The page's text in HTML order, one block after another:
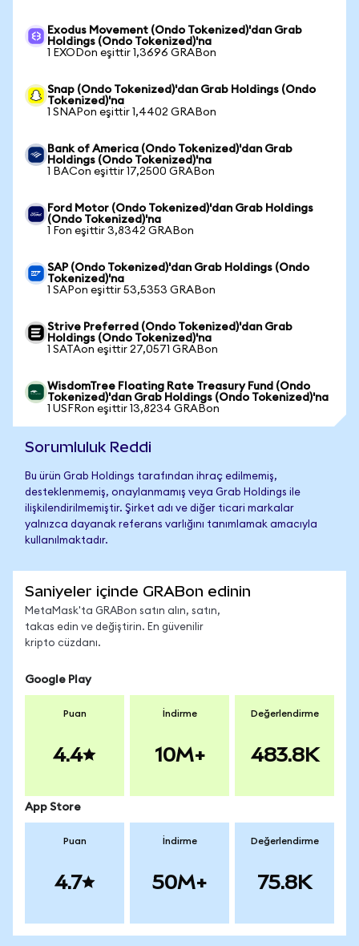
Exodus Movement (Ondo Tokenized)'dan Grab
Holdings (Ondo Tokenized)'na
1 EXODon eşittir 1,3696 GRABon
Snap (Ondo Tokenized)'dan Grab Holdings (Ondo
Tokenized)'na
1 SNAPon eşittir 1,4402 GRABon
Bank of America (Ondo Tokenized)'dan Grab
Holdings (Ondo Tokenized)'na
1 BACon eşittir 17,2500 GRABon
Ford Motor (Ondo Tokenized)'dan Grab Holdings
(Ondo Tokenized)'na
1 Fon eşittir 3,8342 GRABon
SAP (Ondo Tokenized)'dan Grab Holdings (Ondo
Tokenized)'na
1 SAPon eşittir 53,5353 GRABon
Strive Preferred (Ondo Tokenized)'dan Grab
Holdings (Ondo Tokenized)'na
1 SATAon eşittir 27,0571 GRABon
WisdomTree Floating Rate Treasury Fund (Ondo
Tokenized)'dan Grab Holdings (Ondo Tokenized)'na
1 USFRon eşittir 13,8234 GRABon
Sorumluluk Reddi
Bu ürün Grab Holdings tarafından ihraç edilmemiş,
desteklenmemiş, onaylanmamış veya Grab Holdings ile
ilişkilendirilmemiştir. Şirket adı ve diğer ticari markalar
yalnızca dayanak referans varlığını tanımlamak amacıyla
kullanılmaktadır.
Saniyeler içinde GRABon edinin
MetaMask'ta GRABon satın alın, satın,
takas edin ve değiştirin. En güvenilir
kripto cüzdanı.
Google Play
Puan
4.4
İndirme
10M+
Değerlendirme
483.8K
App Store
Puan
4.7
İndirme
50M+
Değerlendirme
75.8K